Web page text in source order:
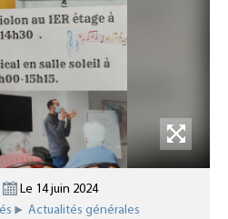
Le 14 juin 2024
Actualités générales